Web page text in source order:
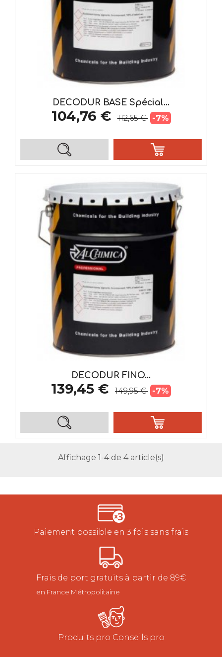
DECODUR BASE Spécial...
104,76 € 112,65 € -7%
DECODUR FINO...
139,45 € 149,95 € -7%
Affichage 1-4 de 4 article(s)
Paiement possible en 3 fois sans frais
Frais de port gratuits à partir de 89€
en France Métropolitaine
Produits pro Conseils pro